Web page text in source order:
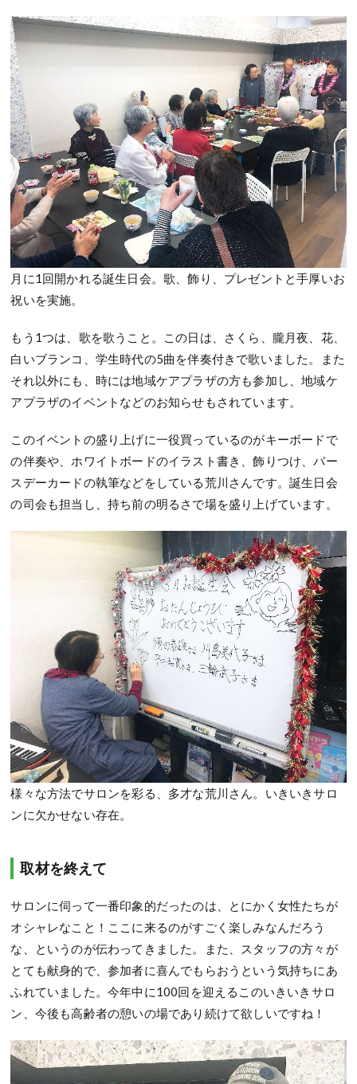
月に1回開かれる誕生日会。歌、飾り、プレゼントと手厚いお
祝いを実施。
もう1つは、歌を歌うこと。この日は、さくら、朧月夜、花、
白いブランコ、学生時代の5曲を伴奏付きで歌いました。また
それ以外にも、時には地域ケアプラザの方も参加し、地域ケ
アプラザのイベントなどのお知らせもされています。
このイベントの盛り上げに一役買っているのがキーボードで
の伴奏や、ホワイトボードのイラスト書き、飾りつけ、バー
スデーカードの執筆などをしている荒川さんです。誕生日会
の司会も担当し、持ち前の明るさで場を盛り上げています。
様々な方法でサロンを彩る、多才な荒川さん。いきいきサロ
ンに欠かせない存在。
取材を終えて
サロンに伺って一番印象的だったのは、とにかく女性たちが
オシャレなこと！ここに来るのがすごく楽しみなんだろう
な、というのが伝わってきました。また、スタッフの方々が
とても献身的で、参加者に喜んでもらおうという気持ちにあ
ふれていました。今年中に100回を迎えるこのいきいきサロ
ン、今後も高齢者の憩いの場であり続けて欲しいですね！